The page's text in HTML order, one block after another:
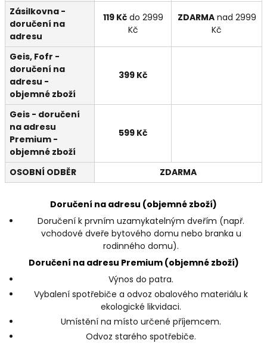
Zásilkovna -
doručení na
adresu
119 Kčdo 2999
Kč
ZDARMAnad 2999
Kč
Geis, Fofr -
doručení na
adresu -
objemné zboží
399 Kč
Geis - doručení
na adresu
Premium -
objemné zboží
599 Kč
OSOBNÍ ODBĚR ZDARMA
Doručení na adresu (objemné zboží)
Doručení k prvním uzamykatelným dveřím (např.
vchodové dveře bytového domu nebo branka u
rodinného domu).
Doručení na adresu Premium (objemné zboží)
Výnos do patra.
Vybalení spotřebiče a odvoz obalového materiálu k
ekologické likvidaci.
Umístění na místo určené příjemcem.
Odvoz starého spotřebiče.